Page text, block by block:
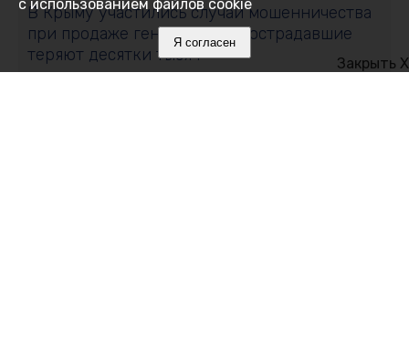
В Крыму участились случаи мошенничества
при продаже генераторов: пострадавшие
теряют десятки тысяч
Закрыть X
с использованием файлов cookie
Я согласен